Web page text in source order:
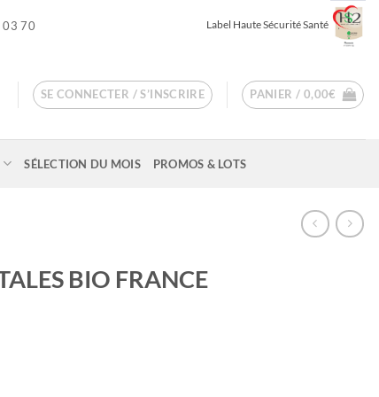
03 70 Label Haute Sécurité Santé
SE CONNECTER / S’INSCRIRE PANIER / 0,00€
SÉLECTION DU MOIS PROMOS & LOTS
BIO FRANCE